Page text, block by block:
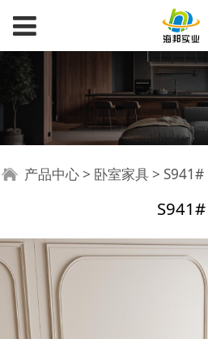
S941#
产品中心 > 卧室家具 > S941#
S941#